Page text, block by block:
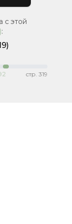
с этой
):
стр. 319